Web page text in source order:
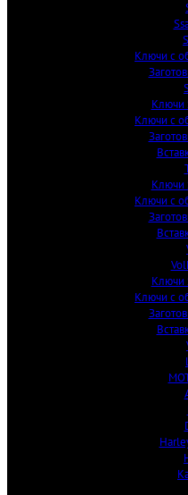
Ключи с
Ключи
Ключи с
Ключи
Ключи с
Ключи
Ключи с